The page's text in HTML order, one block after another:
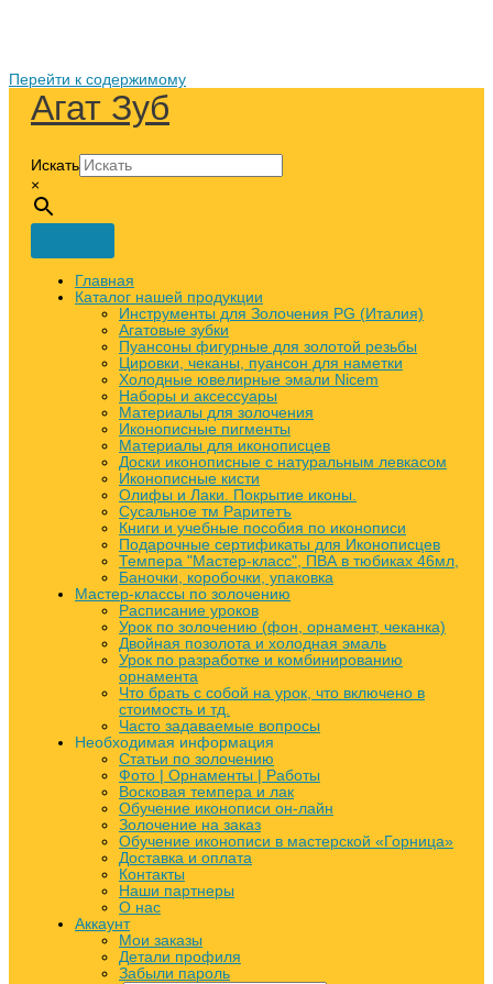
Перейти к содержимому
Агат Зуб
Искать
×
Главная
Каталог нашей продукции
Инструменты для Золочения PG (Италия)
Агатовые зубки
Пуансоны фигурные для золотой резьбы
Цировки, чеканы, пуансон для наметки
Холодные ювелирные эмали Nicem
Наборы и аксессуары
Материалы для золочения
Иконописные пигменты
Материалы для иконописцев
Доски иконописные с натуральным левкасом
Иконописные кисти
Олифы и Лаки. Покрытие иконы.
Сусальное тм Раритетъ
Книги и учебные пособия по иконописи
Подарочные сертификаты для Иконописцев
Темпера "Мастер-класс", ПВА в тюбиках 46мл,
Баночки, коробочки, упаковка
Мастер-классы по золочению
Расписание уроков
Урок по золочению (фон, орнамент, чеканка)
Двойная позолота и холодная эмаль
Урок по разработке и комбинированию
орнамента
Что брать с собой на урок, что включено в
стоимость и тд.
Часто задаваемые вопросы
Необходимая информация
Статьи по золочению
Фото | Орнаменты | Работы
Восковая темпера и лак
Обучение иконописи он-лайн
Золочение на заказ
Обучение иконописи в мастерской «Горница»
Доставка и оплата
Контакты
Наши партнеры
О нас
Аккаунт
Мои заказы
Детали профиля
Забыли пароль